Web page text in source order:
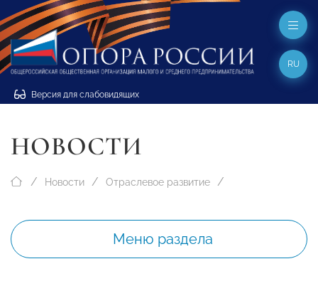
Версия для слабовидящих
RU
НОВОСТИ
Новости Отраслевое развитие
Меню раздела